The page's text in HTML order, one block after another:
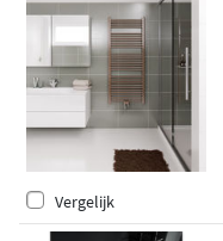
Vergelijk